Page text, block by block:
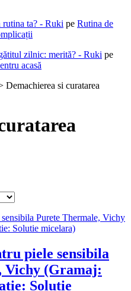
rutina ta? - Ruki pe Rutina de
zilnic: merită? - Ruki pe
acasă
Demachierea si curatarea
piele sensibila
Vichy (Gramaj:
Solutie